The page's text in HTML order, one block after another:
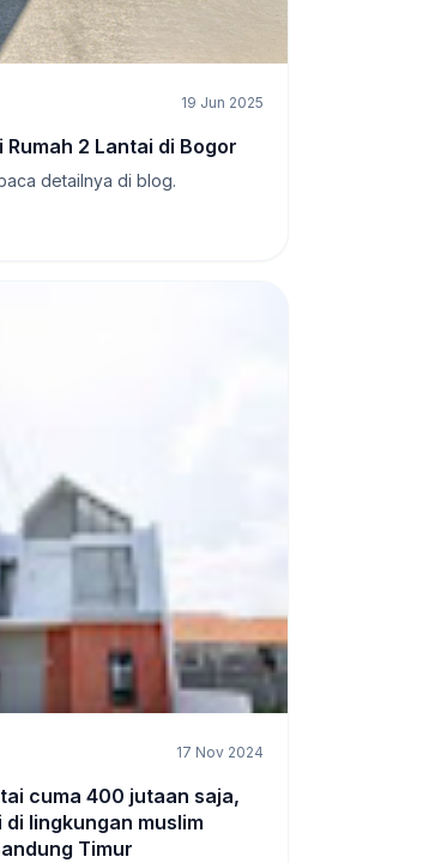
19 Jun 2025
Rumah 2 Lantai di Bogor
detailnya di blog.
17 Nov 2024
cuma 400 jutaan saja,
di lingkungan muslim
Timur